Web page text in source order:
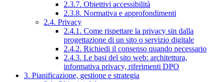
2.3.7. Obiettivi accessibilità
2.3.8. Normativa e approfondimenti
2.4. Privacy
2.4.1. Come rispettare la privacy sin dalla
progettazione di un sito o servizio digitale
2.4.2. Richiedi il consenso quando necessario
2.4.3. Le basi del sito web: architettura,
informativa privacy, riferimenti DPO
3. Pianificazione, gestione e strategia